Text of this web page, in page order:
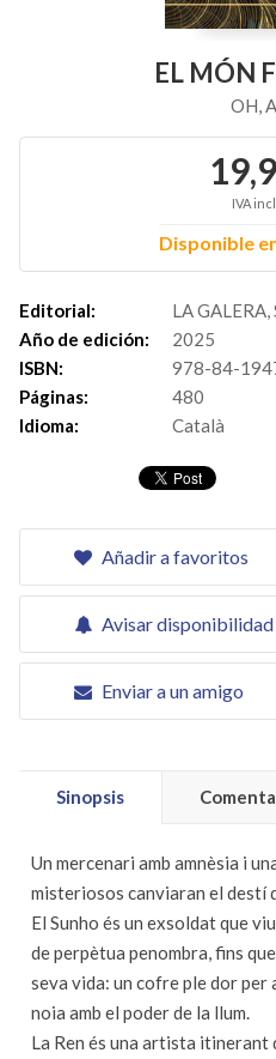
EL MÓN
OH,
IVA
Disponible
Editorial:
LA
Año de edición:
2025
ISBN:
978-84-
Páginas:
480
Idioma:
Català
Añadir a favoritos
Avisar disponibilidad
Enviar a un amigo
Sinopsis
Un mercenari amb amnèsia i
misteriosos canviaran el destí
El Sunho és un exsoldat que
de perpètua penombra, fins
seva vida: un cofre ple dor
noia amb el poder de la llum.
La Ren és una artista itinerant